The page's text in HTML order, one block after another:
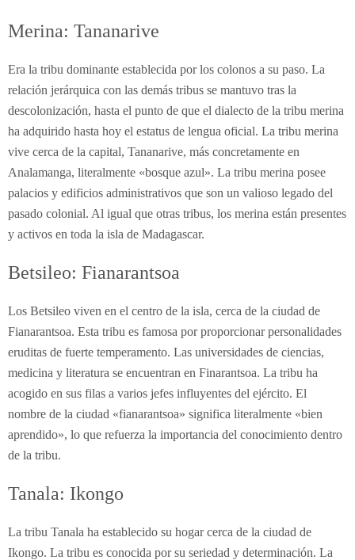
Merina: Tananarive
Era la tribu dominante establecida por los colonos a su paso. La
relación jerárquica con las demás tribus se mantuvo tras la
descolonización, hasta el punto de que el dialecto de la tribu merina
ha adquirido hasta hoy el estatus de lengua oficial. La tribu merina
vive cerca de la capital, Tananarive, más concretamente en
Analamanga, literalmente «bosque azul». La tribu merina posee
palacios y edificios administrativos que son un valioso legado del
pasado colonial. Al igual que otras tribus, los merina están presentes
y activos en toda la isla de Madagascar.
Betsileo: Fianarantsoa
Los Betsileo viven en el centro de la isla, cerca de la ciudad de
Fianarantsoa. Esta tribu es famosa por proporcionar personalidades
eruditas de fuerte temperamento. Las universidades de ciencias,
medicina y literatura se encuentran en Finarantsoa. La tribu ha
acogido en sus filas a varios jefes influyentes del ejército. El
nombre de la ciudad «fianarantsoa» significa literalmente «bien
aprendido», lo que refuerza la importancia del conocimiento dentro
de la tribu.
Tanala: Ikongo
La tribu Tanala ha establecido su hogar cerca de la ciudad de
Ikongo. La tribu es conocida por su seriedad y determinación. La